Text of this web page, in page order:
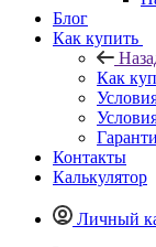
Блог
Как купить
Как
Контакты
Калькулятор
Личный